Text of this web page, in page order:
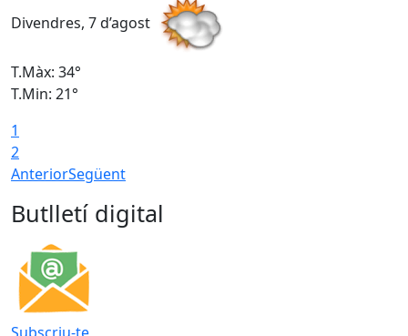
Divendres, 7 d’agost
T.Màx: 34°
T.Min: 21°
1
2
AnteriorSegüent
Butlletí digital